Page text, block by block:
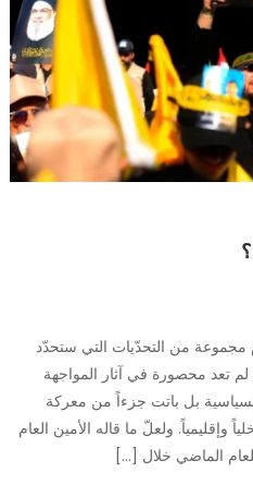
من التحدّيات التي ستحدّد
لم تعد محصورة في آثار المواجهة
بل باتت جزءاً من معركة
وإقليمياً. ولعلّ ما قاله الأمين العام
الماضي خلال […]